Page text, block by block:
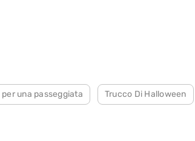
una passeggiata Trucco Di Halloween